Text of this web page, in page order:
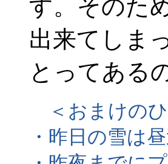
す。そのた
出来てしま
とってある
＜おまけのひ
・昨日の雪は